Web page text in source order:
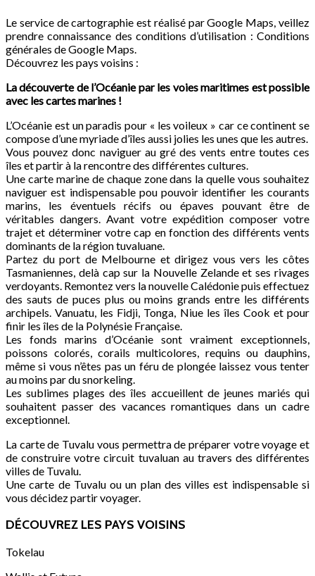
Le service de cartographie est réalisé par Google Maps, veillez
prendre connaissance des conditions d’utilisation : Conditions
générales de Google Maps.
Découvrez les pays voisins :
La découverte de l’Océanie par les voies maritimes est possible
avec les cartes marines !
L’Océanie est un paradis pour « les voileux » car ce continent se
compose d’une myriade d’îles aussi jolies les unes que les autres.
Vous pouvez donc naviguer au gré des vents entre toutes ces
îles et partir à la rencontre des différentes cultures.
Une carte marine de chaque zone dans la quelle vous souhaitez
naviguer est indispensable pou pouvoir identifier les courants
marins, les éventuels récifs ou épaves pouvant être de
véritables dangers. Avant votre expédition composer votre
trajet et déterminer votre cap en fonction des différents vents
dominants de la région tuvaluane.
Partez du port de Melbourne et dirigez vous vers les côtes
Tasmaniennes, delà cap sur la Nouvelle Zelande et ses rivages
verdoyants. Remontez vers la nouvelle Calédonie puis effectuez
des sauts de puces plus ou moins grands entre les différents
archipels. Vanuatu, les Fidji, Tonga, Niue les îles Cook et pour
finir les îles de la Polynésie Française.
Les fonds marins d’Océanie sont vraiment exceptionnels,
poissons colorés, corails multicolores, requins ou dauphins,
même si vous n’êtes pas un féru de plongée laissez vous tenter
au moins par du snorkeling.
Les sublimes plages des îles accueillent de jeunes mariés qui
souhaitent passer des vacances romantiques dans un cadre
exceptionnel.
La carte de Tuvalu vous permettra de préparer votre voyage et
de construire votre circuit tuvaluan au travers des différentes
villes de Tuvalu.
Une carte de Tuvalu ou un plan des villes est indispensable si
vous décidez partir voyager.
DÉCOUVREZ LES PAYS VOISINS
Tokelau